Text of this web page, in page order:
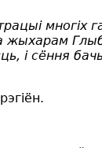
многіх
і сёння